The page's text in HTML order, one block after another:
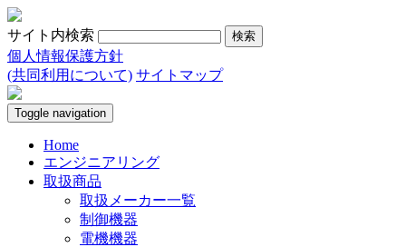
サイト内検索
個人情報保護方針
(共同利用について) サイトマップ
Toggle navigation
Home
エンジニアリング
取扱商品
取扱メーカー一覧
制御機器
電機機器